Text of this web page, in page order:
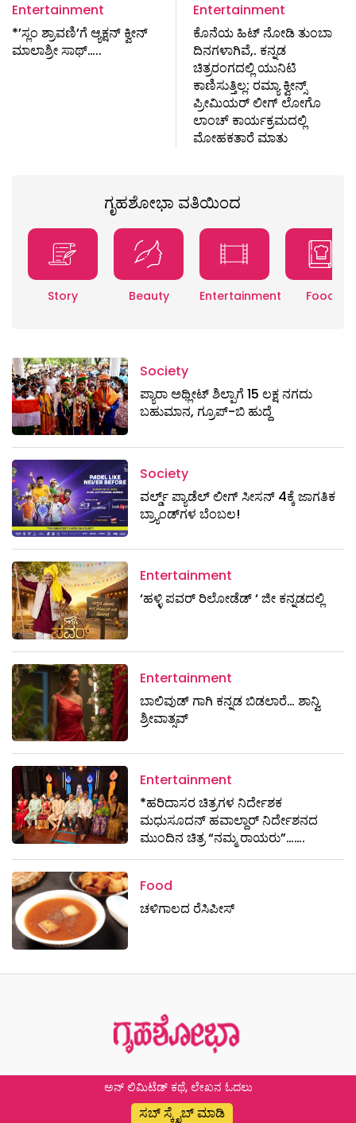
Entertainment
*’ಸ್ಲಂ ಶ್ರಾವಣಿ’ಗೆ ಆ್ಯಕ್ಷನ್ ಕ್ವೀನ್
ಮಾಲಾಶ್ರೀ ಸಾಥ್…..
Entertainment
ಕೊನೆಯ ಹಿಟ್‌ ನೋಡಿ ತುಂಬಾ
ದಿನಗಳಾಗಿವೆ,. ಕನ್ನಡ
ಚಿತ್ರರಂಗದಲ್ಲಿ ಯುನಿಟಿ
ಕಾಣಿಸುತ್ತಿಲ್ಲ: ರಮ್ಯಾ ಕ್ವೀನ್ಸ್
ಪ್ರೀಮಿಯರ್ ಲೀಗ್ ಲೋಗೊ
ಲಾಂಚ್ ಕಾರ್ಯಕ್ರಮದಲ್ಲಿ
ಮೋಹಕತಾರೆ ಮಾತು
ಗೃಹಶೋಭಾ ವತಿಯಿಂದ
Story Beauty Entertainment Food
Society
ಪ್ಯಾರಾ ಅಥ್ಲೀಟ್ ಶಿಲ್ಪಾಗೆ 15 ಲಕ್ಷ ನಗದು
ಬಹುಮಾನ, ಗ್ರೂಪ್-ಬಿ ಹುದ್ದೆ
Society
ವರ್ಲ್ಡ್ ಪ್ಯಾಡೆಲ್ ಲೀಗ್ ಸೀಸನ್ 4ಕ್ಕೆ ಜಾಗತಿಕ
ಬ್ರ್ಯಾಂಡ್‌ಗಳ ಬೆಂಬಲ!
Entertainment
‘ಹಳ್ಳಿ ಪವರ್ ರಿಲೋಡೆಡ್ ‘ ಜೀ ಕನ್ನಡದಲ್ಲಿ
Entertainment
ಬಾಲಿವುಡ್ ಗಾಗಿ ಕನ್ನಡ ಬಿಡಲಾರೆ… ಶಾನ್ವಿ
ಶ್ರೀವಾತ್ಸವ್
Entertainment
*ಹರಿದಾಸರ ಚಿತ್ರಗಳ ನಿರ್ದೇಶಕ
ಮಧುಸೂದನ್ ಹವಾಲ್ದಾರ್ ನಿರ್ದೇಶನದ
ಮುಂದಿನ ಚಿತ್ರ “ನಮ್ಮ ರಾಯರು”…….
Food
ಚಳಿಗಾಲದ ರೆಸಿಪೀಸ್
ಅನ್ ಲಿಮಿಟೆಡ್ ಕಥೆ, ಲೇಖನ ಓದಲು
ಸಬ್ ಸ್ಕ್ರೈಬ್ ಮಾಡಿ